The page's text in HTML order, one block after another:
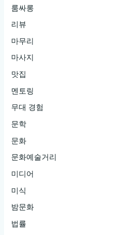
룸싸롱
리뷰
마무리
마사지
맛집
멘토링
무대 경험
문학
문화
문화예술거리
미디어
미식
밤문화
법률